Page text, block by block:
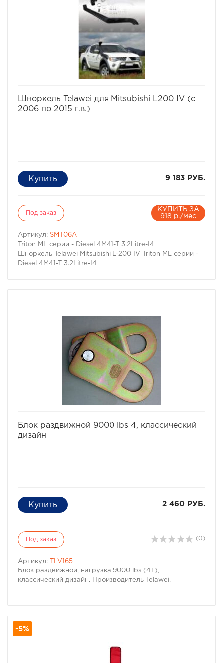
Шноркель Telawei для Mitsubishi L200 IV (с
2006 по 2015 г.в.)
9 183 РУБ.
Под заказ
КУПИТЬ ЗА
918 р./мес
Артикул: SMT06A
Triton ML серии - Diesel 4M41-T 3.2Litre-I4
Шноркель Telawei Mitsubishi L-200 IV Triton ML серии -
Diesel 4M41-T 3.2Litre-I4
Блок раздвижной 9000 lbs 4, классический
дизайн
2 460 РУБ.
Под заказ (0)
Артикул:
TLV165
Блок раздвижной, нагрузка 9000 lbs (4Т),
классический дизайн. Производитель Telawei.
-5%